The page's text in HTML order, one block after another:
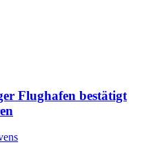
Flughafen bestätigt